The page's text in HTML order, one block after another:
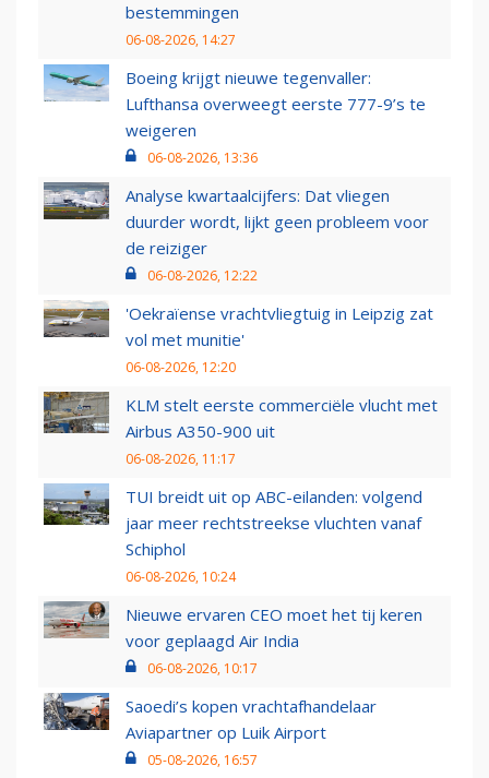
bestemmingen
06-08-2026, 14:27
Boeing krijgt nieuwe tegenvaller:
Lufthansa overweegt eerste 777-9’s te
weigeren
06-08-2026, 13:36
Analyse kwartaalcijfers: Dat vliegen
duurder wordt, lijkt geen probleem voor
de reiziger
06-08-2026, 12:22
'Oekraïense vrachtvliegtuig in Leipzig zat
vol met munitie'
06-08-2026, 12:20
KLM stelt eerste commerciële vlucht met
Airbus A350-900 uit
06-08-2026, 11:17
TUI breidt uit op ABC-eilanden: volgend
jaar meer rechtstreekse vluchten vanaf
Schiphol
06-08-2026, 10:24
Nieuwe ervaren CEO moet het tij keren
voor geplaagd Air India
06-08-2026, 10:17
Saoedi’s kopen vrachtafhandelaar
Aviapartner op Luik Airport
05-08-2026, 16:57